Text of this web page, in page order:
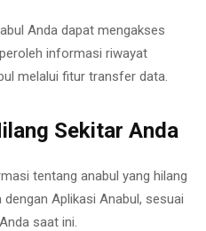
Anda dapat mengakses
informasi riwayat
melalui fitur transfer data.
Sekitar Anda
tentang anabul yang hilang
Aplikasi Anabul, sesuai
saat ini.